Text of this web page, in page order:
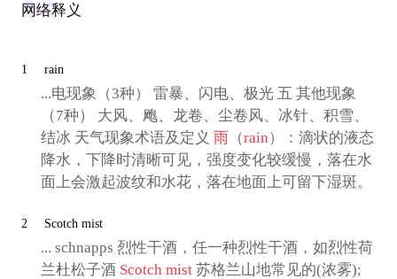
网络释义
1 rain
...电现象（3种） 雷暴、闪电、极光 五 其他现象
（7种） 大风、飑、龙卷、尘卷风、冰针、积雪、
结冰 天气现象术语及定义 雨（rain）：滴状的液态
降水，下降时清晰可见，强度变化较缓慢，落在水
面上会激起波纹和水花，落在地面上可留下湿斑。
2 Scotch mist
... schnapps 烈性干酒，任一种烈性干酒，如烈性荷
兰杜松子酒 Scotch mist苏格兰山地常见的(浓雾);